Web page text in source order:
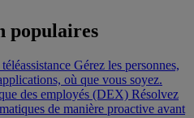
populaires
Gérez les personnes,
où que vous soyez.
des employés (DEX) Résolvez
de manière proactive avant